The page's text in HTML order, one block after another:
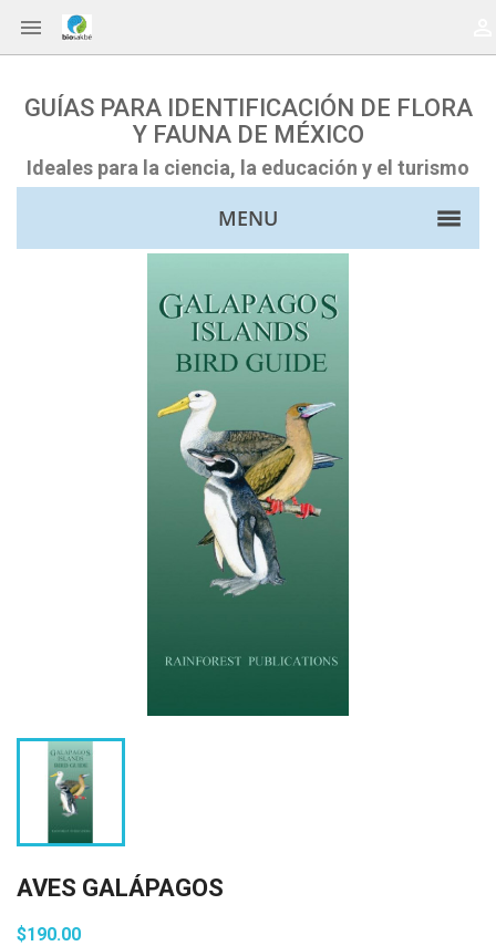

GUÍAS PARA IDENTIFICACIÓN DE FLORA
Y FAUNA DE MÉXICO
Ideales para la ciencia, la educación y el turismo
MENU
AVES GALÁPAGOS
$190.00